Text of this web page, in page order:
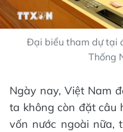
Đại biểu tham dự tại
Thống
Ngày nay, Việt Nam
ta không còn đặt câu
vốn nước ngoài